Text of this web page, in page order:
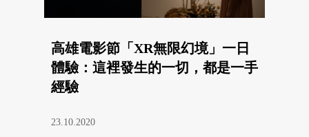
高雄電影節「XR無限幻境」一日
體驗：這裡發生的一切，都是一手
經驗
23.10.2020